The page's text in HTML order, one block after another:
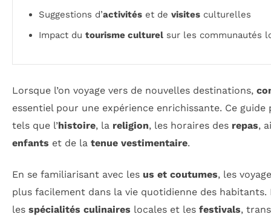
Suggestions d’activités et de visites culturelles
Impact du tourisme culturel sur les communautés
Lorsque l’on voyage vers de nouvelles destinations,
essentiel pour une expérience enrichissante. Ce
tels que l’histoire, la religion, les horaires des repas,
enfants et de la tenue vestimentaire.
En se familiarisant avec les us et coutumes, les
plus facilement dans la vie quotidienne des
les spécialités culinaires locales et les festivals,